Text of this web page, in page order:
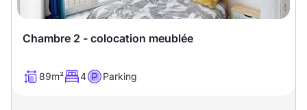
Chambre 2 - colocation meublée
89m² 4 Parking